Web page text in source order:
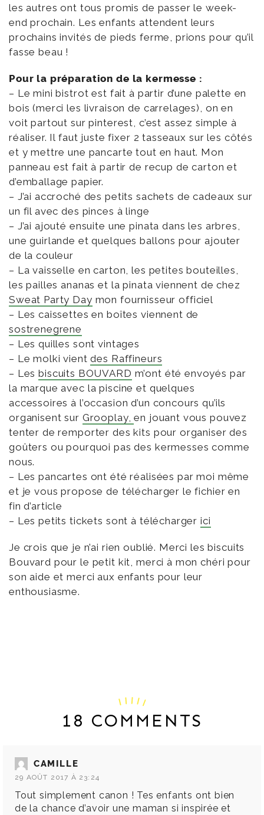
les autres ont tous promis de passer le week-
end prochain. Les enfants attendent leurs
prochains invités de pieds ferme, prions pour qu’il
fasse beau !
Pour la préparation de la kermesse :
– Le mini bistrot est fait à partir d’une palette en
bois (merci les livraison de carrelages), on en
voit partout sur pinterest, c’est assez simple à
réaliser. Il faut juste fixer 2 tasseaux sur les côtés
et y mettre une pancarte tout en haut. Mon
panneau est fait à partir de recup de carton et
d’emballage papier.
– J’ai accroché des petits sachets de cadeaux sur
un fil avec des pinces à linge
– J’ai ajouté ensuite une pinata dans les arbres,
une guirlande et quelques ballons pour ajouter
de la couleur
– La vaisselle en carton, les petites bouteilles,
les pailles ananas et la pinata viennent de chez
Sweat Party Day mon fournisseur officiel
– Les caissettes en boîtes viennent de
sostrenegrene
– Les quilles sont vintages
– Le molki vientdes Raffineurs
– Lesbiscuits BOUVARD m’ont été envoyés par
la marque avec la piscine et quelques
accessoires à l’occasion d’un concours qu’ils
organisent sur Grooplay,en jouant vous pouvez
tenter de remporter des kits pour organiser des
goûters ou pourquoi pas des kermesses comme
nous.
– Les pancartes ont été réalisées par moi même
et je vous propose de télécharger le fichier en
fin d’article
– Les petits tickets sont à téléchargerici
Je crois que je n’ai rien oublié. Merci les biscuits
Bouvard pour le petit kit, merci à mon chéri pour
son aide et merci aux enfants pour leur
enthousiasme.
18 COMMENTS
CAMILLE
29 AOÛT 2017 À 23:24
Tout simplement canon ! Tes enfants ont bien
de la chance d’avoir une maman si inspirée et